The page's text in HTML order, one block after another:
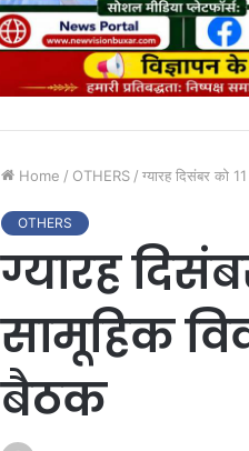
Home / OTHERS / ग्यारह दिसंबर को
OTHERS
ग्यारह
सामूहिक
बैठक